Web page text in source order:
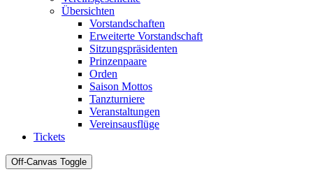
Übersichten
Vorstandschaften
Erweiterte Vorstandschaft
Sitzungspräsidenten
Prinzenpaare
Orden
Saison Mottos
Tanzturniere
Veranstaltungen
Vereinsausflüge
Tickets
Off-Canvas Toggle